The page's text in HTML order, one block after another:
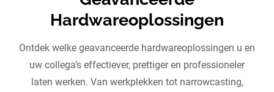
Hardwareoplossingen
Ontdek welke geavanceerde hardwareoplossingen u en
uw collega’s effectiever, prettiger en professioneler
laten werken. Van werkplekken tot narrowcasting,